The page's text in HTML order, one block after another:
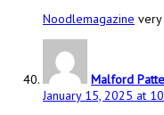
Noodlemagazine
Malford
January 15, 2025 at